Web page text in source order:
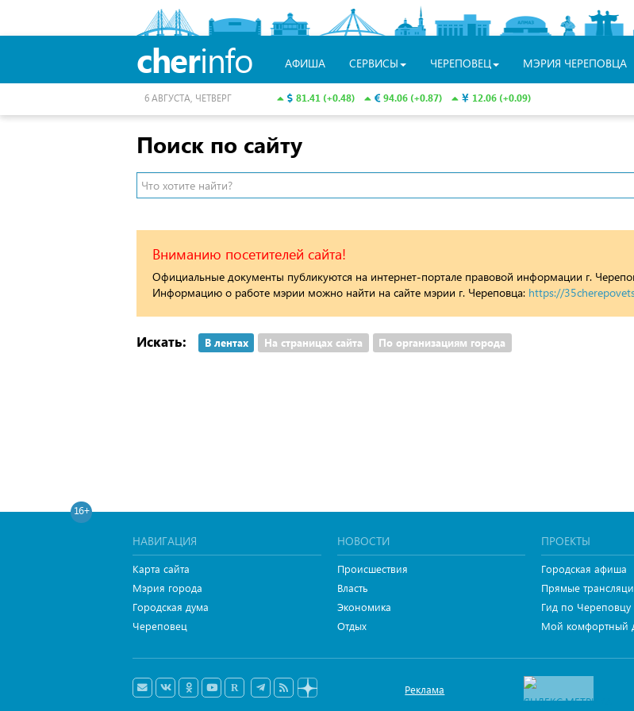
cherinfo АФИША СЕРВИСЫ ЧЕРЕПОВЕЦ МЭРИЯ ЧЕРЕПОВЦА
81.41 (+0.48) 94.06 (+0.87) 12.06 (+0.09)
6 АВГУСТА, ЧЕТВЕРГ
Поиск по сайту
Вниманию посетителей сайта!
Официальные документы публикуются на интернет-портале правовой информации г.
Информацию о работе мэрии можно найти на сайте мэрии г. Череповца: https://
Искать: В лентах На страницах сайта По организациям города
16+
НАВИГАЦИЯ
Карта сайта
Мэрия города
Городская дума
Череповец
НОВОСТИ
Происшествия
Власть
Экономика
Отдых
ПРОЕКТЫ
Городская афиша
Прямые
Гид по Череповцу
Мой комфортный
Реклама